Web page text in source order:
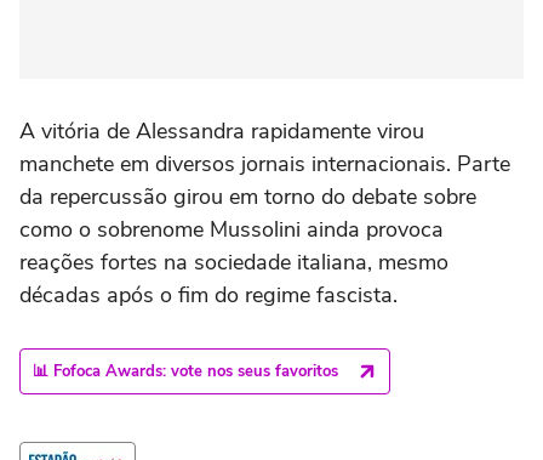
A vitória de Alessandra rapidamente virou
manchete em diversos jornais internacionais. Parte
da repercussão girou em torno do debate sobre
como o sobrenome Mussolini ainda provoca
reações fortes na sociedade italiana, mesmo
décadas após o fim do regime fascista.
📊 Fofoca Awards: vote nos seus favoritos